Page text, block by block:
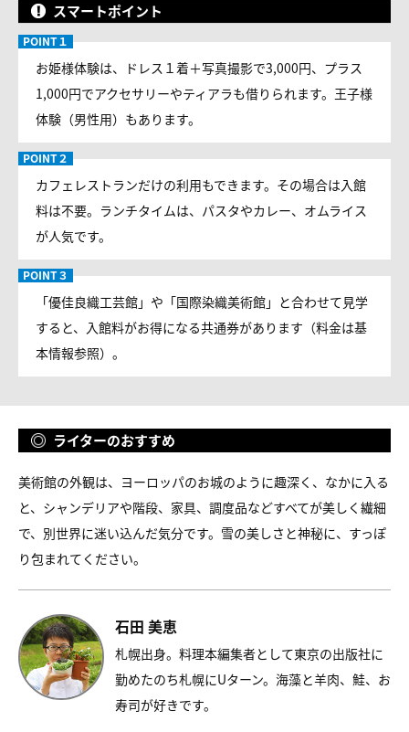
スマートポイント
お姫様体験は、ドレス１着＋写真撮影で3,000円、プラス
1,000円でアクセサリーやティアラも借りられます。王子様
体験（男性用）もあります。
カフェレストランだけの利用もできます。その場合は入館
料は不要。ランチタイムは、パスタやカレー、オムライス
が人気です。
「優佳良織工芸館」や「国際染織美術館」と合わせて見学
すると、入館料がお得になる共通券があります（料金は基
本情報参照）。
ライターのおすすめ
美術館の外観は、ヨーロッパのお城のように趣深く、なかに入る
と、シャンデリアや階段、家具、調度品などすべてが美しく繊細
で、別世界に迷い込んだ気分です。雪の美しさと神秘に、すっぽ
り包まれてください。
石田 美恵
札幌出身。料理本編集者として東京の出版社に
勤めたのち札幌にUターン。海藻と羊肉、鮭、お
寿司が好きです。